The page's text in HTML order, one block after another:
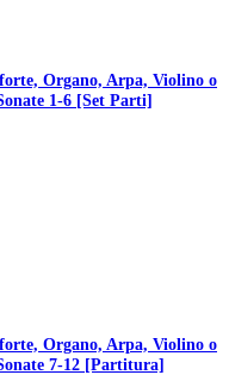
Organo, Arpa, Violino o
1-6 [Set Parti]
Organo, Arpa, Violino o
7-12 [Partitura]